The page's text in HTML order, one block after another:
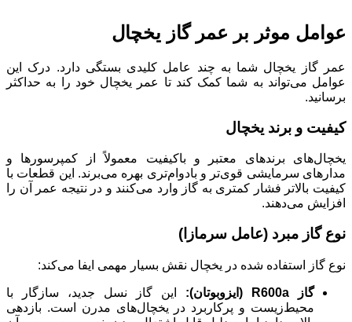
عوامل موثر بر عمر گاز یخچال
عمر گاز یخچال شما به چند عامل کلیدی بستگی دارد. درک این
عوامل می‌تواند به شما کمک کند تا عمر یخچال خود را به حداکثر
برسانید.
کیفیت و برند یخچال
یخچال‌های برندهای معتبر و باکیفیت معمولاً از کمپرسورها و
مدارهای سرمایشی قوی‌تر و بادوام‌تری بهره می‌برند. این قطعات با
کیفیت بالاتر فشار کمتری به گاز وارد می‌کنند و در نتیجه عمر آن را
افزایش می‌دهند.
نوع گاز مبرد (عامل سرمازا)
نوع گاز استفاده شده در یخچال نقش بسیار مهمی ایفا می‌کند:
گاز R600a (ایزوبوتان):
این گاز نسل جدید، سازگار با
محیط‌زیست و پرکاربرد در یخچال‌های مدرن است. بازدهی